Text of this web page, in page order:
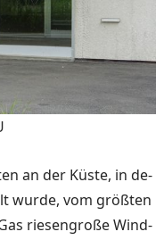
an der Küste, in de­
wurde, vom größten
riesengroße Wind­